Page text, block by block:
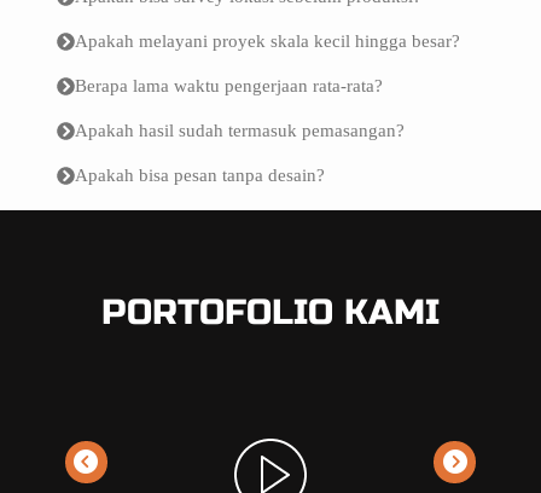
Apakah melayani proyek skala kecil hingga besar?
Berapa lama waktu pengerjaan rata-rata?
Apakah hasil sudah termasuk pemasangan?
Apakah bisa pesan tanpa desain?
PORTOFOLIO KAMI